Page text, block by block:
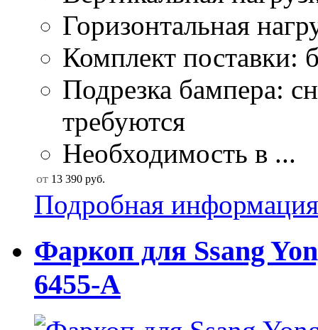
Горизонтальная
Комплект поставки:
Подрезка бампера:
требуются
Необходимость в ...
от 13 390 руб.
Подробная информация
Фаркоп для Ssang
6455-A